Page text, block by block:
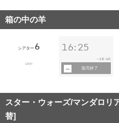
箱の中の羊
シアター 6
125分
16:25
~18:40
販売終了
スター・ウォーズ/マンダロリ
替]